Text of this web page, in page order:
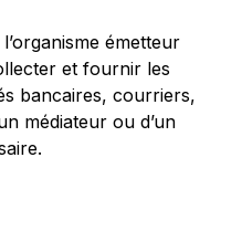
émetteur
et fournir les
bancaires, courriers,
médiateur ou d’un